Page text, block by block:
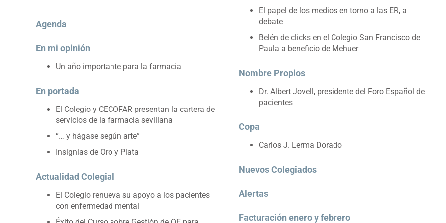
Agenda
En mi opinión
Un año importante para la farmacia
En portada
El Colegio y CECOFAR presentan la cartera de
servicios de la farmacia sevillana
“… y hágase según arte”
Insignias de Oro y Plata
Actualidad Colegial
El Colegio renueva su apoyo a los pacientes
con enfermedad mental
El papel de los medios en torno a las ER, a
debate
Belén de clicks en el Colegio San Francisco de
Paula a beneficio de Mehuer
Nombre Propios
Dr. Albert Jovell, presidente del Foro Español de
pacientes
Copa
Carlos J. Lerma Dorado
Nuevos Colegiados
Alertas
Facturación enero y febrero